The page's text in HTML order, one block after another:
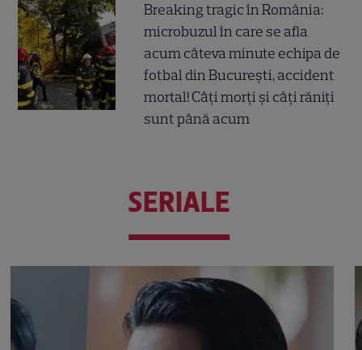
Breaking tragic în România:
microbuzul în care se afla
acum câteva minute echipa de
fotbal din București, accident
mortal! Câți morți și câți răniți
sunt până acum
SERIALE